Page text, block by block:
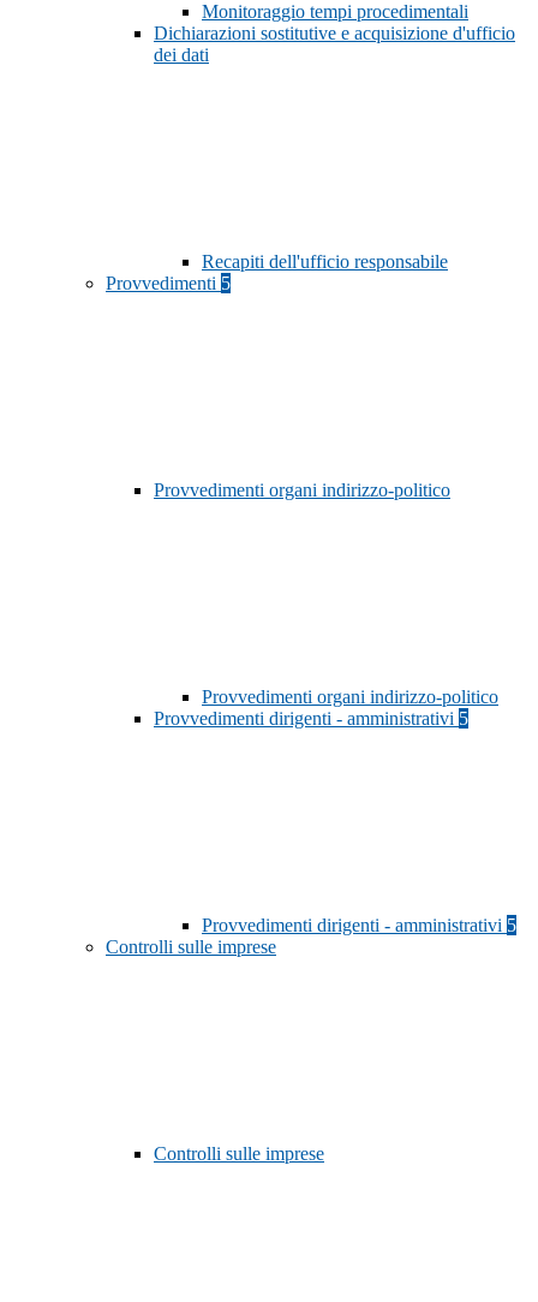
Monitoraggio tempi procedimentali
Dichiarazioni sostitutive e acquisizione d'ufficio
dei dati
Recapiti dell'ufficio responsabile
Provvedimenti 5
Provvedimenti organi indirizzo-politico
Provvedimenti organi indirizzo-politico
Provvedimenti dirigenti - amministrativi 5
Provvedimenti dirigenti - amministrativi 5
Controlli sulle imprese
Controlli sulle imprese